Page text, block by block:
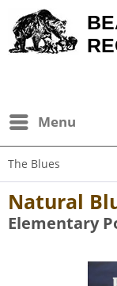
Menu
The Blues
Natural
Elementary